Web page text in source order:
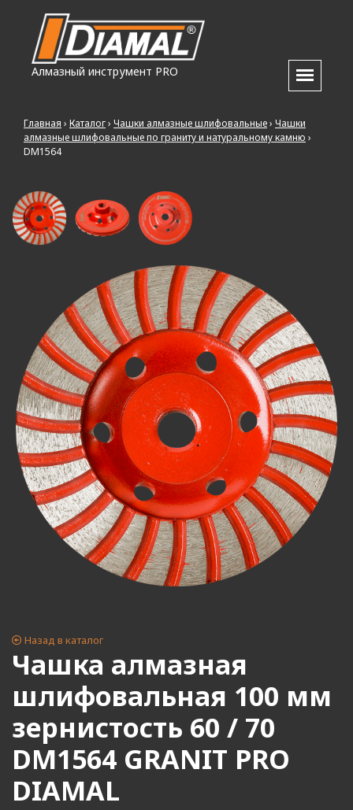
Алмазный инструмент PRO
Главная › Каталог› Чашки алмазные шлифовальные› Чашки
алмазные шлифовальные по граниту и натуральному камню ›
DM1564
Назад в каталог
Чашка алмазная
шлифовальная 100 мм
зернистость 60 / 70
DM1564 GRANIT PRO
DIAMAL